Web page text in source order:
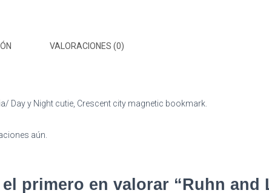
VALORACIONES (0)
Day y Night cutie, Crescent city magnetic bookmark.
aún.
el primero en valorar “Ruhn